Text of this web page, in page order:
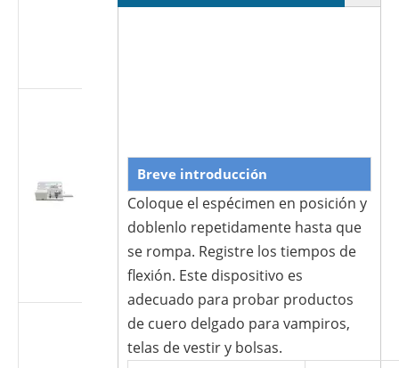
a presión
médica |
Probador de
estanqueidad
al vacío de
7886-1
Probador
multiusos
Breve introducción
Coloque el espécimen en posición y
doblenlo repetidamente hasta que
se rompa. Registre los tiempos de
flexión. Este dispositivo es
adecuado para probar productos
de cuero delgado para vampiros,
telas de vestir y bolsas.